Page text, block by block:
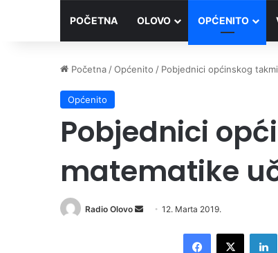
POČETNA OLOVO OPĆENITO
Početna /Općenito / Pobjednici općinskog
Općenito
Pobjednici
matematike
Radio Olovo
Send12. Marta 2019.
Facebook
X